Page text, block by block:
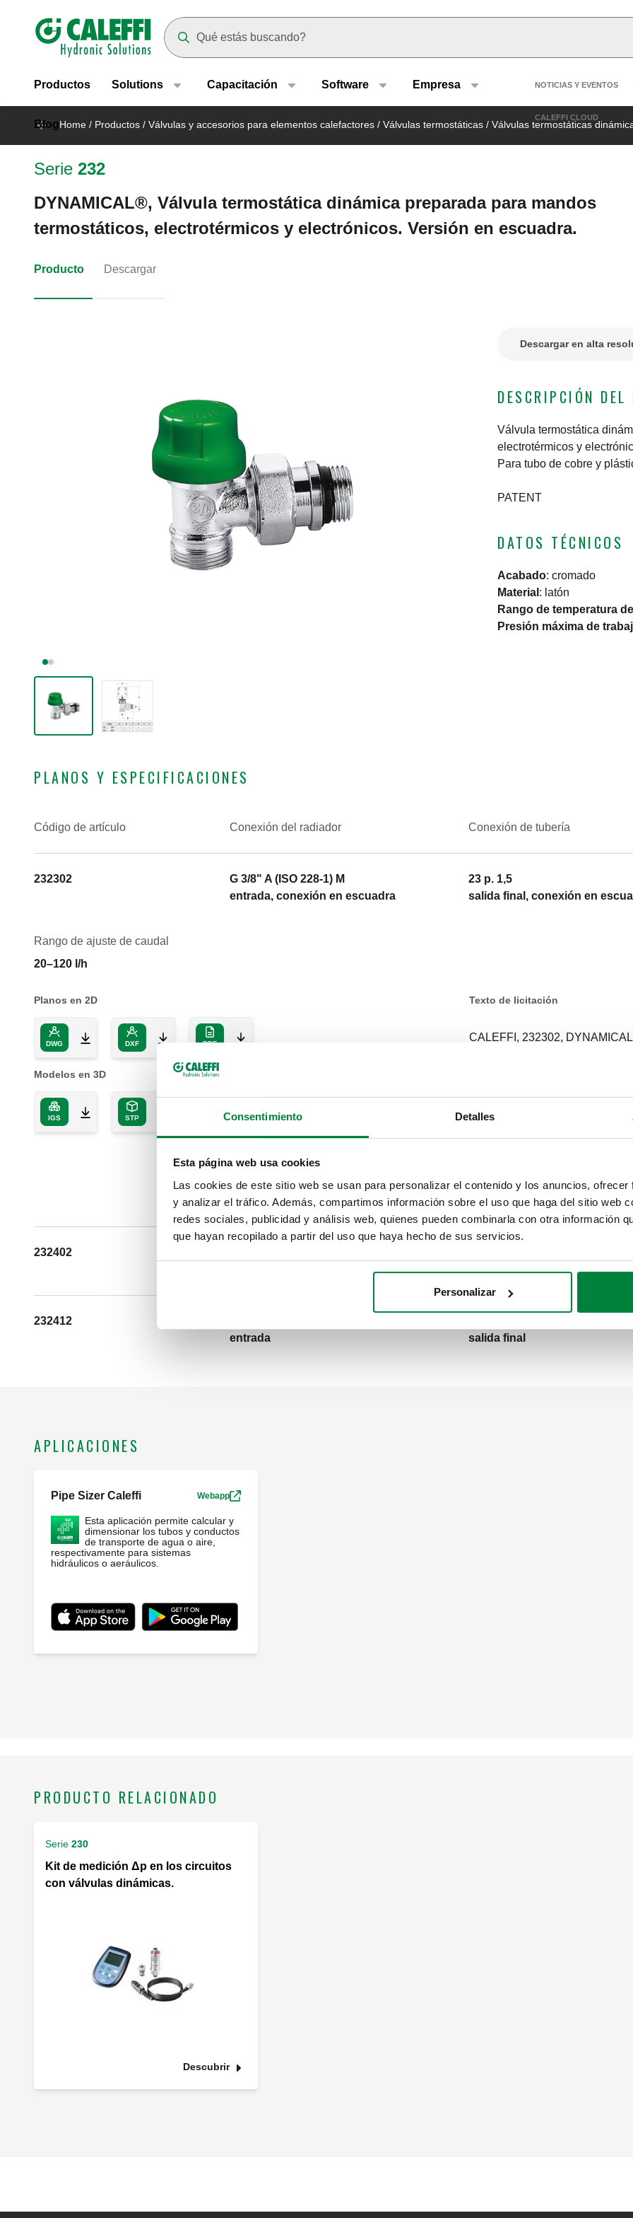
Consentimiento Detalles
Esta página web usa cookies
Las cookies de este sitio web se usan para personalizar el contenido y los anuncios,
y analizar el tráfico. Además, compartimos información sobre el uso que haga del sitio web
redes sociales, publicidad y análisis web, quienes pueden combinarla con otra información
que hayan recopilado a partir del uso que haya hecho de sus servicios.
Personalizar
Header main navigation
Productos Solutions Capacitación Software Empresa
Blog
Header
NOTICIAS Y EVENTOS
CALEFFI CLOUD
Home / Productos / Válvulas y accesorios para elementos calefactores / Válvulas termostáticas / Válvulas termostáticas
Serie 232
DYNAMICAL®, Válvula termostática dinámica preparada para mandos
termostáticos, electrotérmicos y electrónicos. Versión en escuadra.
Producto Descargar
Descargar en alta
DESCRIPCIÓN DEL
Válvula termostática
electrotérmicos y
Para tubo de cobre y
PATENT
DATOS TÉCNICOS
Acabado: cromado
Material : latón
Rango de temperatura
Presión máxima de
PLANOS Y ESPECIFICACIONES
Código de artículo Conexión del radiador Conexión de tubería
232302
G 3/8" A (ISO 228-1) M
entrada, conexión en escuadra
23 p. 1,5
salida final, conexión en
Rango de ajuste de caudal
20–120 l/h
Planos en 2D
DWG DXF PDF
Modelos en 3D
IGS STP
Texto de licitación
CALEFFI, 232302,
mandos termostáticos,
tubo de cobre y plástico,
(ISO 228-1) M, entrada,
salida final, conexión en
de trabajo: 10 bar. Rango de
Rango de ajuste de caudal:
aa2e749d-6fd8-4b7b-9c0d-
232402
entrada, conexión en escuadra
salida final, conexión en
232412
entrada
salida final
APLICACIONES
Pipe Sizer Caleffi Webapp
Esta aplicación permite calcular y
dimensionar los tubos y conductos
de transporte de agua o aire,
respectivamente para sistemas
hidráulicos o aeráulicos.
PRODUCTO RELACIONADO
Serie 230
Kit de medición Δp en los circuitos
con válvulas dinámicas.
Descubrir